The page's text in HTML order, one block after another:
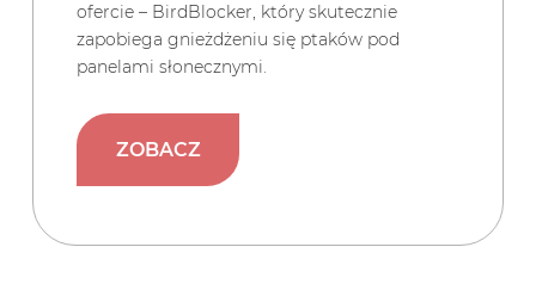
ofercie – BirdBlocker, który skutecznie
zapobiega gnieżdżeniu się ptaków pod
panelami słonecznymi.
ZOBACZ